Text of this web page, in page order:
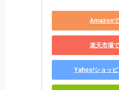
Amazon
楽天市場
Yahoo!ショッピ